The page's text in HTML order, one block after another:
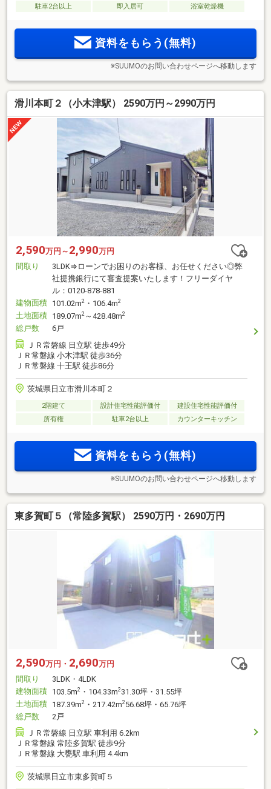
駐車2台以上
即入居可 浴室乾燥機
資料をもらう(無料)
※SUUMOのお問い合わせページへ移動します
滑川本町２（小木津駅） 2590万円～2990万円
2,590万円～ 2,990万円
間取り
3LDK⇒ローンでお困りのお客様、お任せください◎弊
社提携銀行にて審査提案いたします！フリーダイヤ
ル：0120-878-881
建物面積 101.02m2 ・106.4m2
土地面積 189.07m2 ～428.48m2
総戸数
6戸
ＪＲ常磐線 日立駅 徒歩49分
ＪＲ常磐線 小木津駅 徒歩36分
ＪＲ常磐線 十王駅 徒歩86分
茨城県日立市滑川本町２
2階建て 設計住宅性能評価付
建設住宅性能評価付
所有権
駐車2台以上 カウンターキッチン
資料をもらう(無料)
※SUUMOのお問い合わせページへ移動します
東多賀町５（常陸多賀駅） 2590万円・2690万円
2,590万円・ 2,690万円
間取り
3LDK・4LDK
建物面積 103.5m2 ・104.33m2 31.30坪・31.55坪
土地面積 187.39m2 ・217.42m2 56.68坪・65.76坪
総戸数
2戸
ＪＲ常磐線 日立駅 車利用 6.2km
ＪＲ常磐線 常陸多賀駅 徒歩9分
ＪＲ常磐線 大甕駅 車利用 4.4km
茨城県日立市東多賀町５